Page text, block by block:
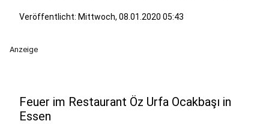
Veröffentlicht: Mittwoch, 08.01.2020 05:43
Anzeige
Feuer im Restaurant Öz Urfa Ocakbaşı in
Essen